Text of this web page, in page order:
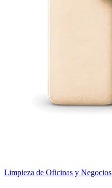
Limpieza de Oficinas y Negocios